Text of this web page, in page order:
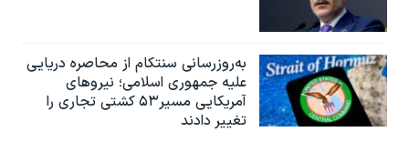
به‌روزرسانی سنتکام از محاصره دریایی
علیه جمهوری اسلامی؛ نیروهای
آمریکایی مسیر۵۳ کشتی تجاری را
تغییر دادند